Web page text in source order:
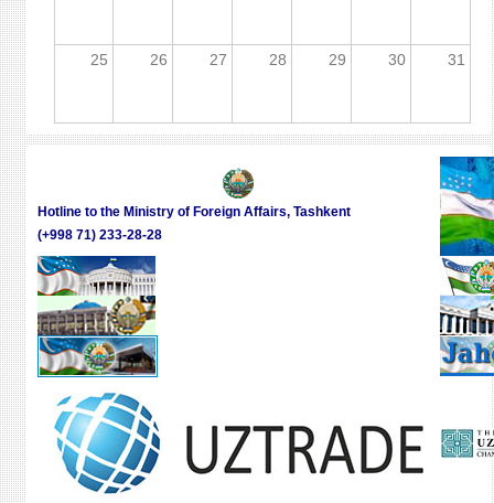
25 26 27 28 29 30 31
Hotline to the Ministry of Foreign Affairs, Tashkent
(+998 71) 233-28-28